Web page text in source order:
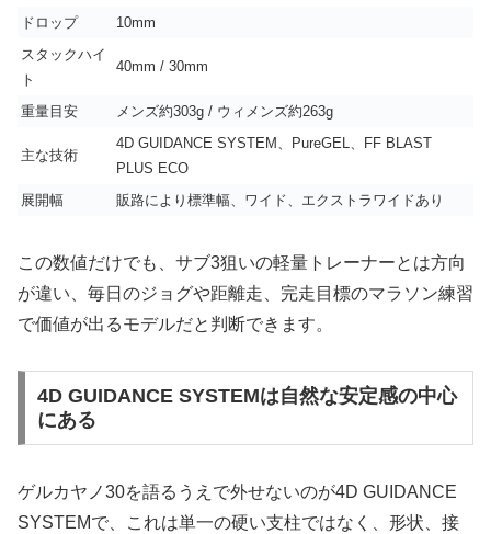
ドロップ
10mm
スタックハイ
ト
40mm / 30mm
重量目安 メンズ約303g / ウィメンズ約263g
主な技術
4D GUIDANCE SYSTEM、PureGEL、FF BLAST
PLUS ECO
展開幅
販路により標準幅、ワイド、エクストラワイドあり
この数値だけでも、サブ3狙いの軽量トレーナーとは方向
が違い、毎日のジョグや距離走、完走目標のマラソン練習
で価値が出るモデルだと判断できます。
4D GUIDANCE SYSTEMは自然な安定感の中心
にある
ゲルカヤノ30を語るうえで外せないのが4D GUIDANCE
SYSTEMで、これは単一の硬い支柱ではなく、形状、接